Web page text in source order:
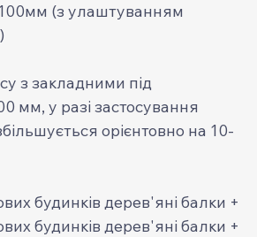
(з улаштуванням
з закладними під
мм, у разі застосування
орієнтовно на 10-
будинків дерев'яні балки +
будинків дерев'яні балки +